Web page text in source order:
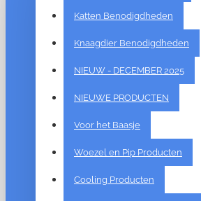
Katten Benodigdheden
Knaagdier Benodigdheden
NIEUW - DECEMBER 2025
NIEUWE PRODUCTEN
Voor het Baasje
Woezel en Pip Producten
Cooling Producten